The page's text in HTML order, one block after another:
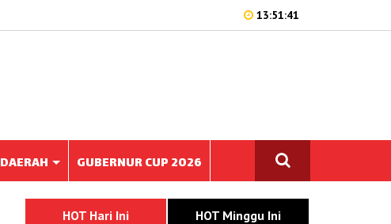
13:51:41
DAERAH GUBERNUR CUP 2026
HOT Hari Ini HOT Minggu Ini